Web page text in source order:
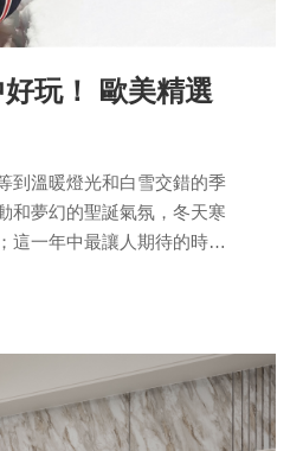
玩！ 歐美精選
到溫暖燈光和白雪交錯的季
和夢幻的聖誕氣氛，冬天寒
這一年中最讓人期待的時節
意再次登場，我們也要好好